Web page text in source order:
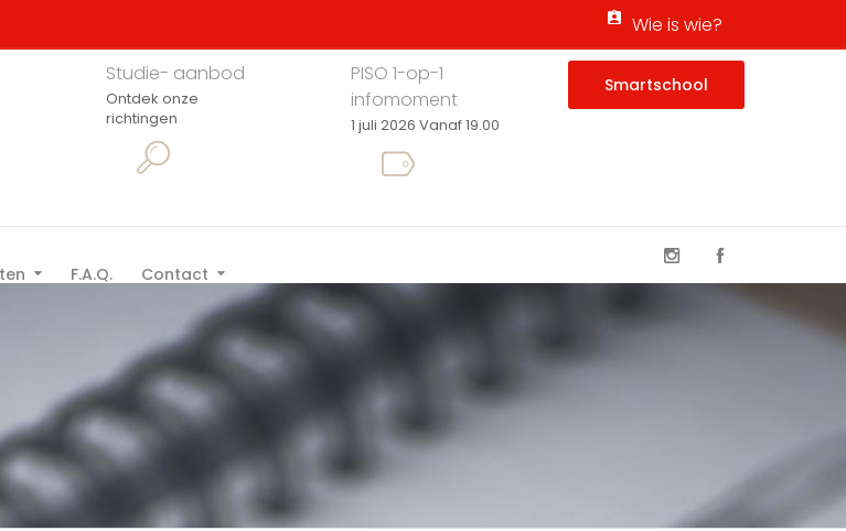
Wie is wie?
Studie- aanbod
Ontdek onze
richtingen
PISO 1-op-1
infomoment
1 juli 2026 Vanaf 19.00
Smartschool
F.A.Q. Contact